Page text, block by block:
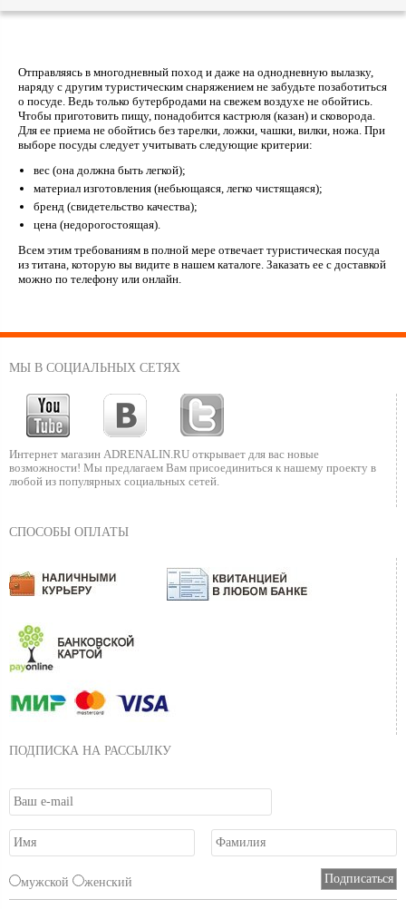
Отправляясь в многодневный поход и даже на однодневную вылазку,
наряду с другим туристическим снаряжением не забудьте позаботиться
о посуде. Ведь только бутербродами на свежем воздухе не обойтись.
Чтобы приготовить пищу, понадобится кастрюля (казан) и сковорода.
Для ее приема не обойтись без тарелки, ложки, чашки, вилки, ножа. При
выборе посуды следует учитывать следующие критерии:
вес (она должна быть легкой);
материал изготовления (небьющаяся, легко чистящаяся);
бренд (свидетельство качества);
цена (недорогостоящая).
Всем этим требованиям в полной мере отвечает туристическая посуда
из титана, которую вы видите в нашем каталоге. Заказать ее с доставкой
можно по телефону или онлайн.
МЫ В СОЦИАЛЬНЫХ СЕТЯХ
Интернет магазин ADRENALIN.RU открывает для вас новые
возможности! Мы предлагаем Вам присоединиться к нашему проекту в
любой из популярных социальных сетей.
СПОСОБЫ ОПЛАТЫ
ПОДПИСКА НА РАССЫЛКУ
мужской женский